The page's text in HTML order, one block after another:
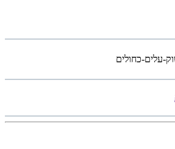
עלים-כחולים